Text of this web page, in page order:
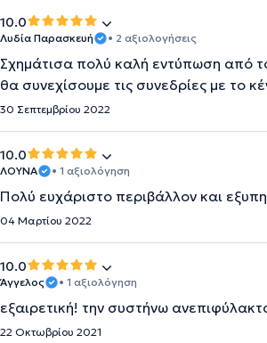
10.0
Λυδία Παρασκευή • 2 αξιολογήσεις
Σχημάτισα πολύ καλή εντύπωση από
θα συνεχίσουμε τις συνεδρίες με το
30 Σεπτεμβρίου 2022
10.0
ΛΟΥΝΑ • 1 αξιολόγηση
Πολύ ευχάριστο περιβάλλον και
04 Μαρτίου 2022
10.0
Άγγελος • 1 αξιολόγηση
εξαιρετική! την συστήνω
22 Οκτωβρίου 2021